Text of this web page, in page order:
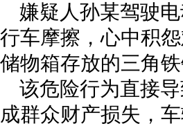
嫌疑人孙某驾驶
行车摩擦，心中积
储物箱存放的三角
该危险行为直接
成群众财产损失，